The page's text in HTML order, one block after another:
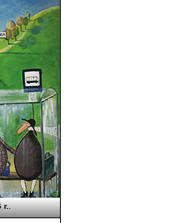
r..